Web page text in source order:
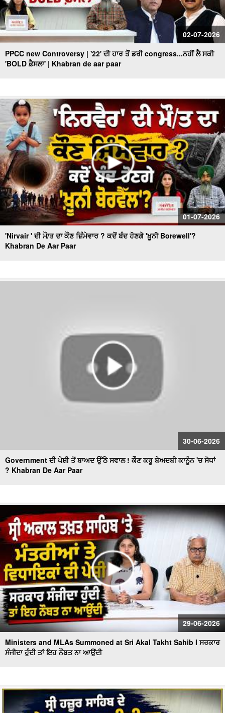
02-07-2026
PPCC new Controversy | '22' ਦੀ ਹਾਰ ਤੋਂ ਡਰੀ congress...ਨਹੀਂ ਲੈ ਸਕੀ
'BOLD ਫ਼ੈਸਲਾ' | Khabran de aar paar
01-07-2026
'Nirvair ' ਦੀ ਮੌ/ਤ ਦਾ ਕੌਣ ਜ਼ਿੰਮੇਵਾਰ ? ਕਦੋਂ ਬੰਦ ਹੋਣਗੇ 'ਖ਼ੂਨੀ Borewell'?
Khabran De Aar Paar
30-06-2026
Government ਦੀ ਪੇਸ਼ੀ ਤੋਂ ਬਾਅਦ ਉੱਠੇ ਸਵਾਲ ! ਕੌਣ ਕਰੂ ਬੇਅਦਬੀ ਕਾਨੂੰਨ 'ਚ ਸੋਧਾਂ
? Khabran De Aar Paar
29-06-2026
Ministers and MLAs Summoned at Sri Akal Takht Sahib I ਸਰਕਾਰ
ਸੰਜੀਦਾ ਹੁੰਦੀ ਤਾਂ ਇਹ ਨੌਬਤ ਨਾ ਆਉਂਦੀ